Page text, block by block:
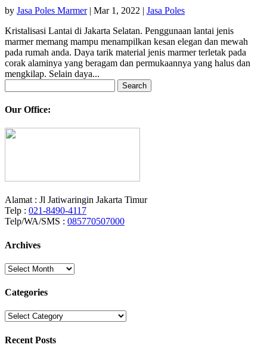
by Jasa Poles Marmer| Mar 1, 2022 | Jasa Poles
Kristalisasi Lantai di Jakarta Selatan. Penggunaan lantai jenis
marmer memang mampu menampilkan kesan elegan dan mewah
pada rumah anda. Daya tarik material jenis marmer terletak pada
corak alaminya yang beragam dan permukaannya yang halus dan
mengkilap. Selain daya...
for:
Our Office:
Alamat : Jl Jatiwaringin Jakarta Timur
Telp : 021-8490-4117
Telp/WA/SMS : 085770507000
Archives
Archives
Categories
Categories
Recent Posts